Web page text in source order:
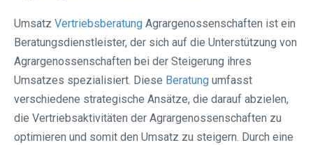
Umsatz Vertriebsberatung Agrargenossenschaften ist ein
Beratungsdienstleister, der sich auf die Unterstützung von
Agrargenossenschaften bei der Steigerung ihres
Umsatzes spezialisiert. Diese Beratung umfasst
verschiedene strategische Ansätze, die darauf abzielen,
die Vertriebsaktivitäten der Agrargenossenschaften zu
optimieren und somit den Umsatz zu steigern. Durch eine